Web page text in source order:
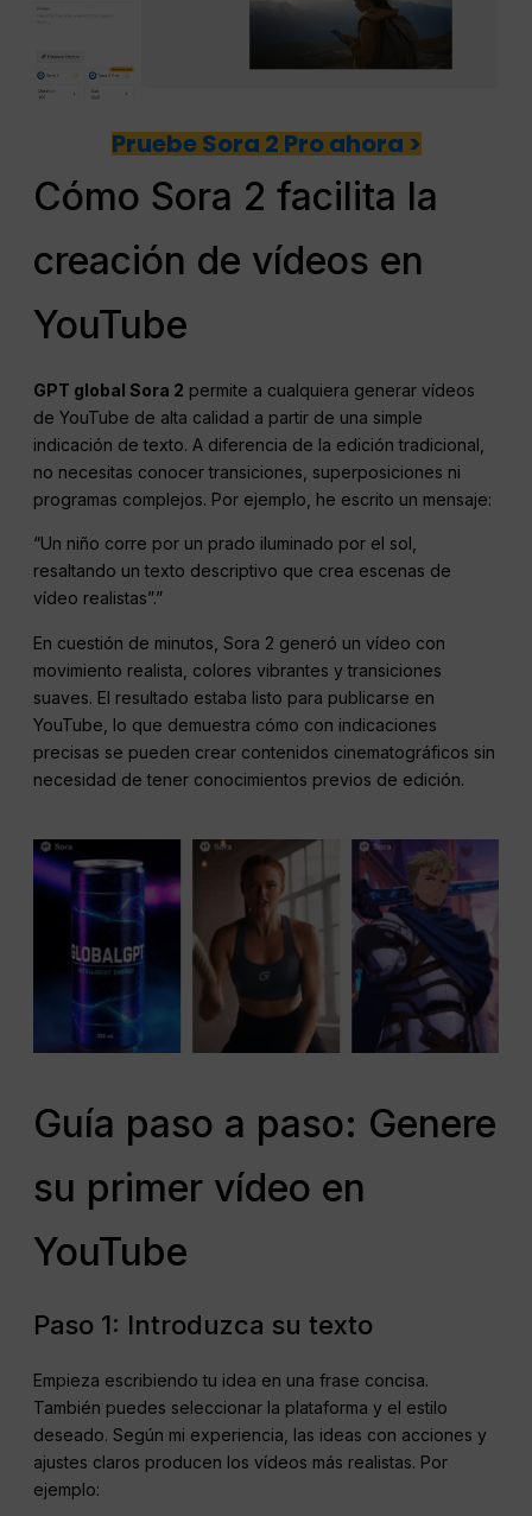
Pruebe Sora 2 Pro ahora >
Cómo Sora 2 facilita la
creación de vídeos en
YouTube
GPT global Sora 2 permite a cualquiera generar vídeos
de YouTube de alta calidad a partir de una simple
indicación de texto. A diferencia de la edición tradicional,
no necesitas conocer transiciones, superposiciones ni
programas complejos. Por ejemplo, he escrito un mensaje:
“Un niño corre por un prado iluminado por el sol,
resaltando un texto descriptivo que crea escenas de
vídeo realistas”.”
En cuestión de minutos, Sora 2 generó un vídeo con
movimiento realista, colores vibrantes y transiciones
suaves. El resultado estaba listo para publicarse en
YouTube, lo que demuestra cómo con indicaciones
precisas se pueden crear contenidos cinematográficos sin
necesidad de tener conocimientos previos de edición.
Guía paso a paso: Genere
su primer vídeo en
YouTube
Paso 1: Introduzca su texto
Empieza escribiendo tu idea en una frase concisa.
También puedes seleccionar la plataforma y el estilo
deseado. Según mi experiencia, las ideas con acciones y
ajustes claros producen los vídeos más realistas. Por
ejemplo: